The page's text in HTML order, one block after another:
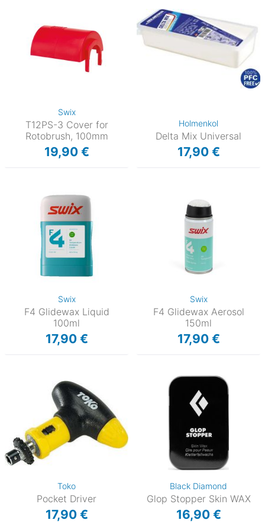
Swix
T12PS-3 Cover for
Rotobrush, 100mm
19,90 €
Holmenkol
Delta Mix Universal
17,90 €
Swix
F4 Glidewax Liquid
100ml
17,90 €
Swix
F4 Glidewax Aerosol
150ml
17,90 €
Toko
Pocket Driver
17,90 €
Black Diamond
Glop Stopper Skin WAX
16,90 €